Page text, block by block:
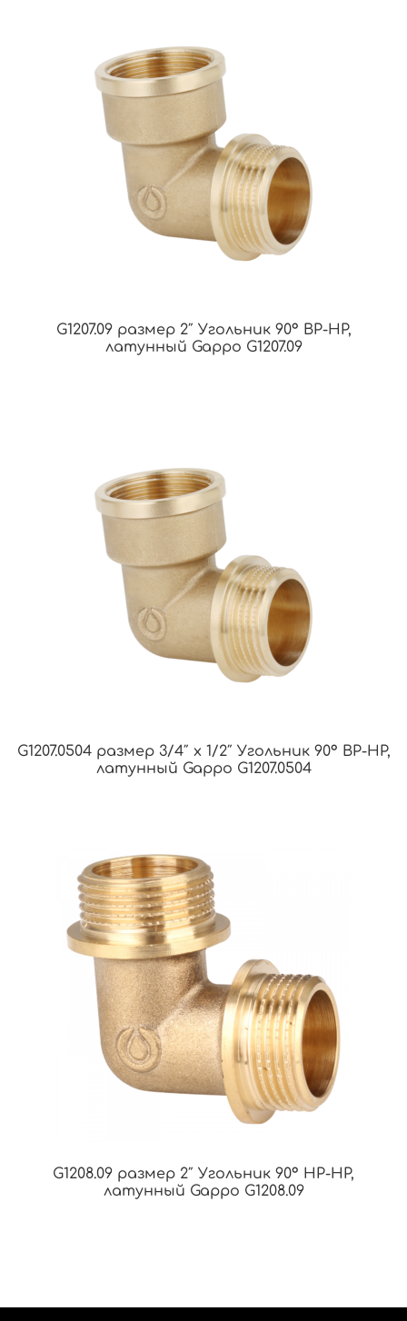
G1207.09 размер 2″ Угольник 90° ВР-НР,
латунный Gappo G1207.09
G1207.0504 размер 3/4″ х 1/2″ Угольник 90° ВР-НР,
латунный Gappo G1207.0504
G1208.09 размер 2″ Угольник 90° НР-НР,
латунный Gappo G1208.09